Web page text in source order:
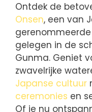
Ontdek de
Onsen, een van
gerenommeerde
gelegen in de
Gunma. Geniet
zwavelrijke
Japanse cultuur
ceremonies en
Of je nu